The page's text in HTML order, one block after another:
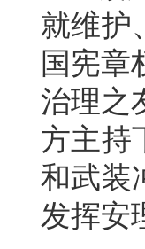
就维护
国宪章
治理之
方主持
和武装
发挥安